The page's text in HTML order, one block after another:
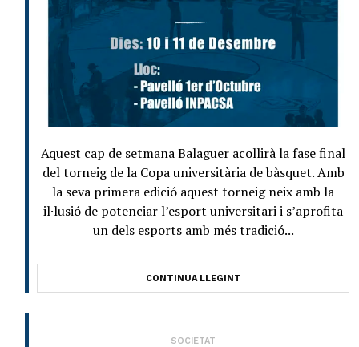
Aquest cap de setmana Balaguer acollirà la fase final
del torneig de la Copa universitària de bàsquet. Amb
la seva primera edició aquest torneig neix amb la
il·lusió de potenciar l’esport universitari i s’aprofita
un dels esports amb més tradició...
CONTINUA LLEGINT
SOCIETAT